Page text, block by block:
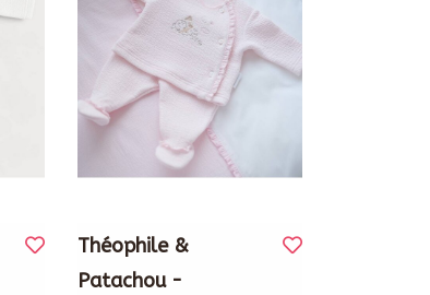
Théophile &
Patachou -